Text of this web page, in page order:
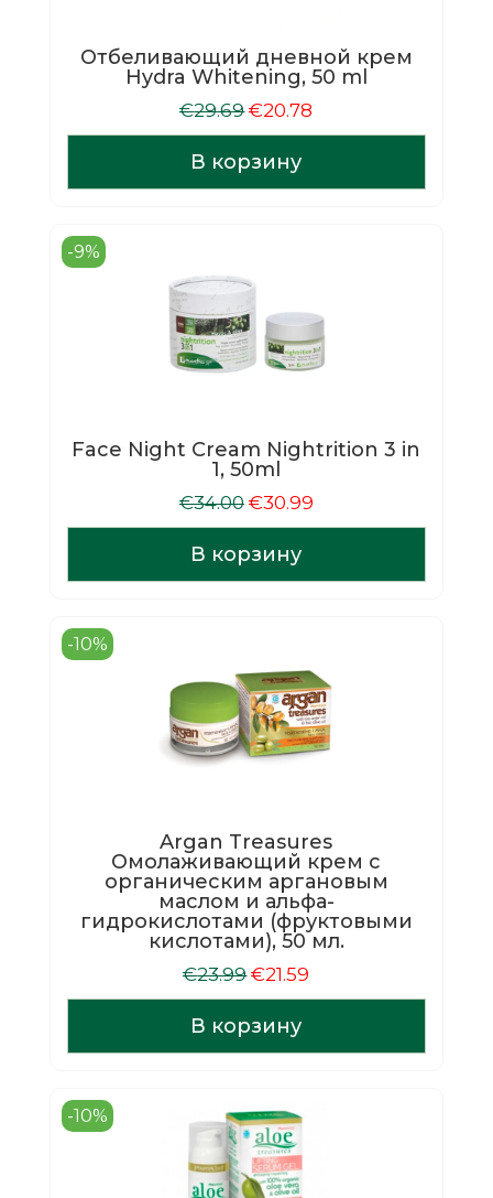
Отбеливающий дневной крем
Hydra Whitening, 50 ml
€29.69Первоначальная
цена
составляла
€29.69.
€20.78
цена:
В корзину
-9%
Face Night Cream Nightrition 3 in
1, 50ml
€34.00 Первоначальная
цена
составляла
€34.00.
€30.99Текущая
цена:
В корзину
-10%
Argan Treasures
Омолаживающий крем с
органическим аргановым
маслом и альфа-
гидрокислотами (фруктовыми
кислотами), 50 мл.
€23.99Первоначальная
цена
составляла
€23.99.
€21.59
цена:
В корзину
-10%